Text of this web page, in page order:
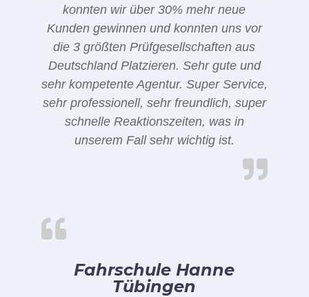
konnten wir über 30% mehr neue
Kunden gewinnen und konnten uns vor
die 3 größten Prüfgesellschaften aus
Deutschland Platzieren. Sehr gute und
sehr kompetente Agentur. Super Service,
sehr professionell, sehr freundlich, super
schnelle Reaktionszeiten, was in
unserem Fall sehr wichtig ist.
Fahrschule Hanne
Tübingen